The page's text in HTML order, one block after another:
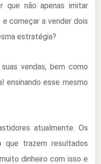
que não apenas imitar
começar a vender dois
estratégia?
vendas, bem como
ensinando esse mesmo
atualmente. Os
que trazem resultados
dinheiro com isso e